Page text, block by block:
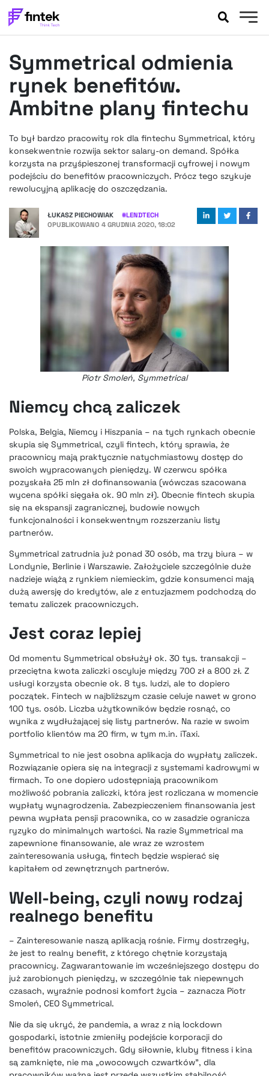
BANKOWOŚĆ
EVENTY
FELIETONY
WYWIADY
PODCASTY
FINTEK EXTRA
OKIEM EKSPERTA
Symmetrical odmienia
rynek benefitów.
Ambitne plany fintechu
To był bardzo pracowity rok dla fintechu Symmetrical, który
konsekwentnie rozwija sektor salary-on demand. Spółka
korzysta na przyśpieszonej transformacji cyfrowej i nowym
podejściu do benefitów pracowniczych. Prócz tego szykuje
rewolucyjną aplikację do oszczędzania.
ŁUKASZ PIECHOWIAK #LENDTECH
OPUBLIKOWANO 4 GRUDNIA 2020, 18:02
Piotr Smoleń, Symmetrical
Niemcy chcą zaliczek
Polska, Belgia, Niemcy i Hiszpania – na tych rynkach obecnie
skupia się Symmetrical, czyli fintech, który sprawia, że
pracownicy mają praktycznie natychmiastowy dostęp do
swoich wypracowanych pieniędzy. W czerwcu spółka
pozyskała 25 mln zł dofinansowania (wówczas szacowana
wycena spółki sięgała ok. 90 mln zł). Obecnie fintech skupia
się na ekspansji zagranicznej, budowie nowych
funkcjonalności i konsekwentnym rozszerzaniu listy
partnerów.
Symmetrical zatrudnia już ponad 30 osób, ma trzy biura – w
Londynie, Berlinie i Warszawie. Założyciele szczególnie duże
nadzieje wiążą z rynkiem niemieckim, gdzie konsumenci mają
dużą awersję do kredytów, ale z entuzjazmem podchodzą do
tematu zaliczek pracowniczych.
Jest coraz lepiej
Od momentu Symmetrical obsłużył ok. 30 tys. transakcji –
przeciętna kwota zaliczki oscyluje między 700 zł a 800 zł. Z
usługi korzysta obecnie ok. 8 tys. ludzi, ale to dopiero
początek. Fintech w najbliższym czasie celuje nawet w grono
100 tys. osób. Liczba użytkowników będzie rosnąć, co
wynika z wydłużającej się listy partnerów. Na razie w swoim
portfolio klientów ma 20 firm, w tym m.in. iTaxi.
Symmetrical to nie jest osobna aplikacja do wypłaty zaliczek.
Rozwiązanie opiera się na integracji z systemami kadrowymi w
firmach. To one dopiero udostępniają pracownikom
możliwość pobrania zaliczki, która jest rozliczana w momencie
wypłaty wynagrodzenia. Zabezpieczeniem finansowania jest
pewna wypłata pensji pracownika, co w zasadzie ogranicza
ryzyko do minimalnych wartości. Na razie Symmetrical ma
zapewnione finansowanie, ale wraz ze wzrostem
zainteresowania usługą, fintech będzie wspierać się
kapitałem od zewnętrznych partnerów.
Well-being, czyli nowy rodzaj
realnego benefitu
– Zainteresowanie naszą aplikacją rośnie. Firmy dostrzegły,
że jest to realny benefit, z którego chętnie korzystają
pracownicy. Zagwarantowanie im wcześniejszego dostępu do
już zarobionych pieniędzy, w szczególnie tak niepewnych
czasach, wyraźnie podnosi komfort życia – zaznacza Piotr
Smoleń, CEO Symmetrical.
Nie da się ukryć, że pandemia, a wraz z nią lockdown
gospodarki, istotnie zmieniły podejście korporacji do
benefitów pracowniczych. Gdy siłownie, kluby fitness i kina
są zamknięte, nie ma „owocowych czwartków”, dla